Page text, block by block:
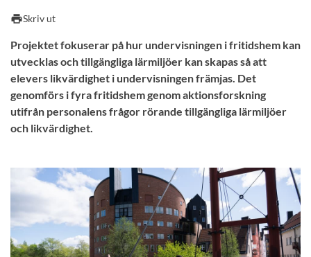
printSkriv ut
Projektet fokuserar på hur undervisningen i fritidshem kan
utvecklas och tillgängliga lärmiljöer kan skapas så att
elevers likvärdighet i undervisningen främjas. Det
genomförs i fyra fritidshem genom aktionsforskning
utifrån personalens frågor rörande tillgängliga lärmiljöer
och likvärdighet.